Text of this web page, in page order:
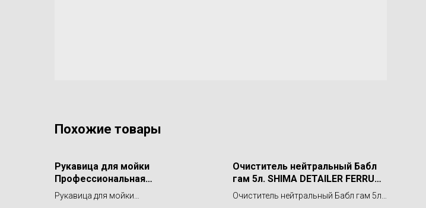
Похожие товары
Рукавица для мойки
Профессиональная
длинноворсая21х28см 1100г
PURESTAR Duble Twist Wash Mitt
Рукавица для мойки
Очиститель нейтральный Бабл
гам 5л. SHIMA DETAILER FERRUM
GEL BUBBLE GUM PH
Очиститель нейтральный Бабл гам 5л.